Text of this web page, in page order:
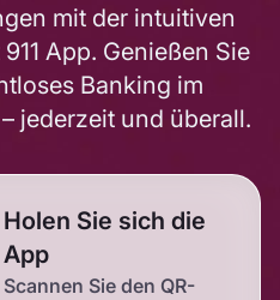
mit der intuitiven
App. Genießen Sie
Banking im
jederzeit und überall.
Holen Sie sich die
App
Scannen Sie den QR-